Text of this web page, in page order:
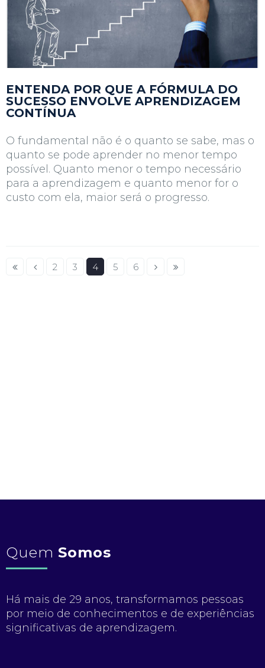
ENTENDA POR QUE A FÓRMULA DO
SUCESSO ENVOLVE APRENDIZAGEM
CONTÍNUA
O fundamental não é o quanto se sabe, mas o
quanto se pode aprender no menor tempo
possível. Quanto menor o tempo necessário
para a aprendizagem e quanto menor for o
custo com ela, maior será o progresso.
2 3 4 5 6
Quem Somos
Há mais de 29 anos, transformamos pessoas
por meio de conhecimentos e de experiências
significativas de aprendizagem.